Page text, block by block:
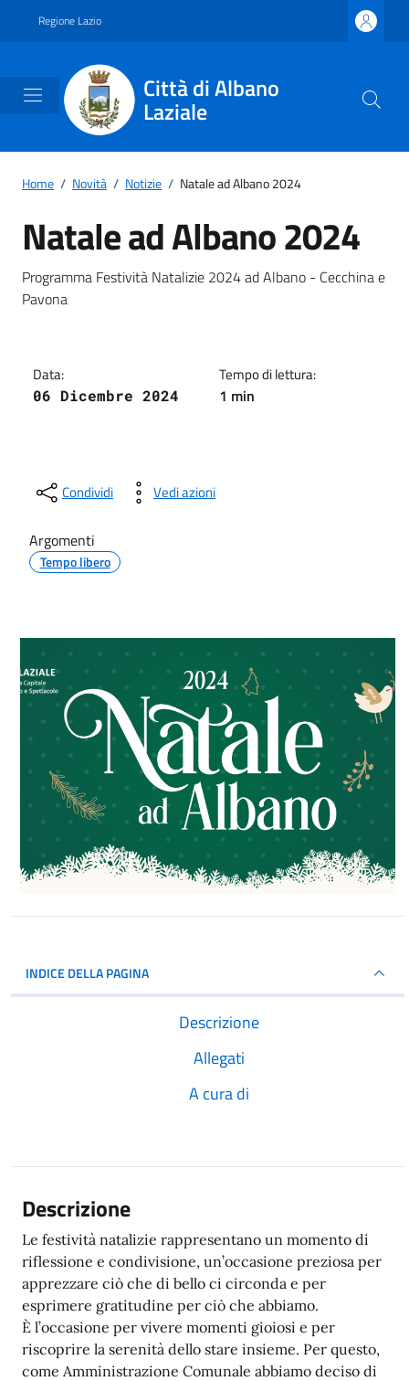
Regione Lazio
Città di Albano
Laziale
Home / Novità / Notizie / Natale ad Albano 2024
Natale ad Albano 2024
Dettagli della notizia
Programma Festività Natalizie 2024 ad Albano - Cecchina e
Pavona
Data:
06 Dicembre 2024
Tempo di lettura:
1 min
Condividi Vedi azioni
Argomenti
Tempo libero
INDICE DELLA PAGINA
Descrizione
Allegati
A cura di
Descrizione
Le festività natalizie rappresentano un momento di
riflessione e condivisione, un’occasione preziosa per
apprezzare ciò che di bello ci circonda e per
esprimere gratitudine per ciò che abbiamo.
È l’occasione per vivere momenti gioiosi e per
riscoprire la serenità dello stare insieme. Per questo,
come Amministrazione Comunale abbiamo deciso di